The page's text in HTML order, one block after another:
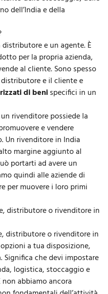
dell’India e della
e un agente. È
per la propria azienda,
al cliente. Sono spesso
e il cliente e
di benispecifici in un
rivenditore possiede la
evendere
. Un rivenditore in India
margine aggiunto al
portarti ad avere un
quindi alle aziende di
per muovere i loro primi
distributore o rivenditore in
distributore o rivenditore in
a tua disposizione,
Significa che devi impostare
logistica, stoccaggio e
abbiamo ancora